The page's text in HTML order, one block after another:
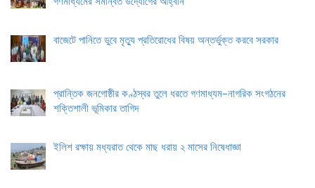
বাজেটে পানিতে ডুবে মৃত্যু প্রতিরোধের বিষয় অন্তর্ভুক্ত করবে সরকার
প্রান্তিক জনগোষ্ঠীর কণ্ঠস্বর তুলে ধরতে গণমাধ্যম–নাগরিক সংগঠনের
শক্তিশালী ভূমিকার তাগিদ
ইলিশ রক্ষায় মধ্যরাত থেকে মাছ ধরায় ২ মাসের নিষেধাজ্ঞা